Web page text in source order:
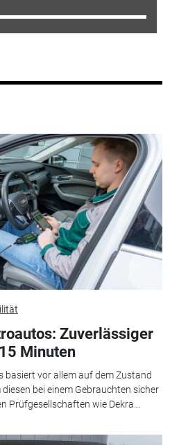
Zuverlässiger
Minuten
basiert vor allem auf dem Zustand
bei einem Gebrauchten sicher
Prüfgesellschaften wie Dekra...